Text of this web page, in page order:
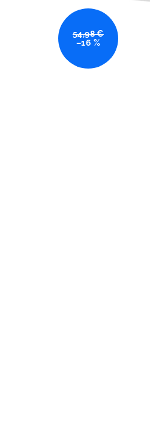
54,98 €
–16 %